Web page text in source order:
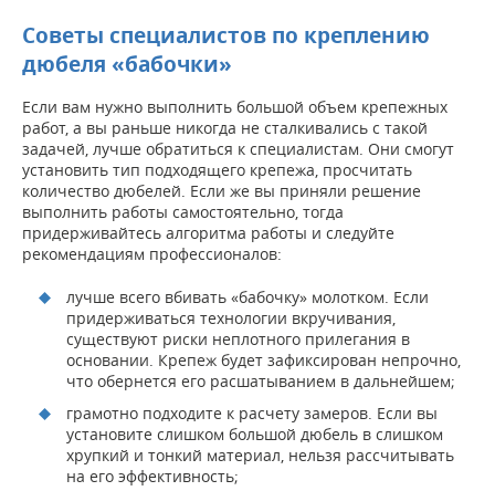
Советы специалистов по креплению
дюбеля «бабочки»
Если вам нужно выполнить большой объем крепежных
работ, а вы раньше никогда не сталкивались с такой
задачей, лучше обратиться к специалистам. Они смогут
установить тип подходящего крепежа, просчитать
количество дюбелей. Если же вы приняли решение
выполнить работы самостоятельно, тогда
придерживайтесь алгоритма работы и следуйте
рекомендациям профессионалов:
лучше всего вбивать «бабочку» молотком. Если
придерживаться технологии вкручивания,
существуют риски неплотного прилегания в
основании. Крепеж будет зафиксирован непрочно,
что обернется его расшатыванием в дальнейшем;
грамотно подходите к расчету замеров. Если вы
установите слишком большой дюбель в слишком
хрупкий и тонкий материал, нельзя рассчитывать
на его эффективность;